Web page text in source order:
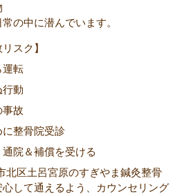
の中に潜んでいます。
スク】
運転
動
故
整骨院受診
院＆補償を受ける
北区土呂宮原のすぎやま鍼灸整骨
して通えるよう、カウンセリング